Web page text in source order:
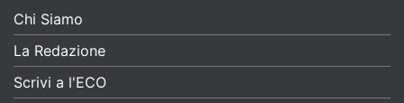
Chi Siamo
La Redazione
Scrivi a l'ECO